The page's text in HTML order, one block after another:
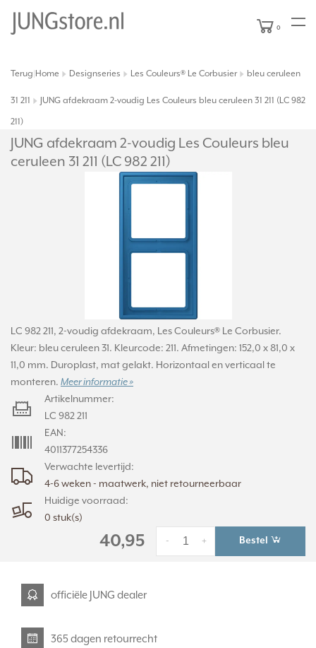
0
Terug Home Designseries Les Couleurs® Le Corbusier bleu ceruleen
31 211
JUNG afdekraam 2-voudig Les Couleurs bleu ceruleen 31 211 (LC 982
211)
JUNG afdekraam 2-voudig Les Couleurs bleu
ceruleen 31 211 (LC 982 211)
LC 982 211, 2-voudig afdekraam, Les Couleurs® Le Corbusier.
Kleur: bleu ceruleen 31. Kleurcode: 211. Afmetingen: 152,0 x 81,0 x
11,0 mm. Duroplast, mat gelakt. Horizontaal en verticaal te
monteren. Meer informatie »
Verwachte levertijd:
4-6 weken - maatwerk, niet retourneerbaar
Huidige voorraad:
0 stuk(s)
Artikelnummer:
LC 982 211
EAN:
4011377254336
40,95 +
- Bestel
officiële JUNG dealer
365 dagen retourrecht